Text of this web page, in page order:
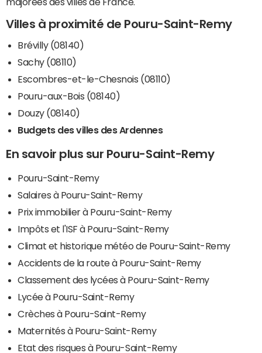
majorées des villes de France.
Villes à proximité de Pouru-Saint-Remy
Brévilly (08140)
Sachy (08110)
Escombres-et-le-Chesnois (08110)
Pouru-aux-Bois (08140)
Douzy (08140)
Budgets des villes des Ardennes
En savoir plus sur Pouru-Saint-Remy
Pouru-Saint-Remy
Salaires à Pouru-Saint-Remy
Prix immobilier à Pouru-Saint-Remy
Impôts et l'ISF à Pouru-Saint-Remy
Climat et historique météo de Pouru-Saint-Remy
Accidents de la route à Pouru-Saint-Remy
Classement des lycées à Pouru-Saint-Remy
Lycée à Pouru-Saint-Remy
Crèches à Pouru-Saint-Remy
Maternités à Pouru-Saint-Remy
Etat des risques à Pouru-Saint-Remy